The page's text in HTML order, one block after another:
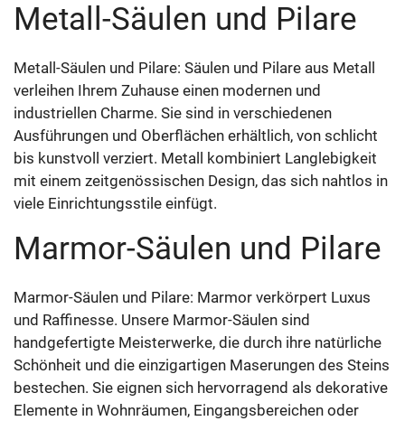
Metall-Säulen und Pilare
Metall-Säulen und Pilare: Säulen und Pilare aus Metall
verleihen Ihrem Zuhause einen modernen und
industriellen Charme. Sie sind in verschiedenen
Ausführungen und Oberflächen erhältlich, von schlicht
bis kunstvoll verziert. Metall kombiniert Langlebigkeit
mit einem zeitgenössischen Design, das sich nahtlos in
viele Einrichtungsstile einfügt.
Marmor-Säulen und Pilare
Marmor-Säulen und Pilare: Marmor verkörpert Luxus
und Raffinesse. Unsere Marmor-Säulen sind
handgefertigte Meisterwerke, die durch ihre natürliche
Schönheit und die einzigartigen Maserungen des Steins
bestechen. Sie eignen sich hervorragend als dekorative
Elemente in Wohnräumen, Eingangsbereichen oder